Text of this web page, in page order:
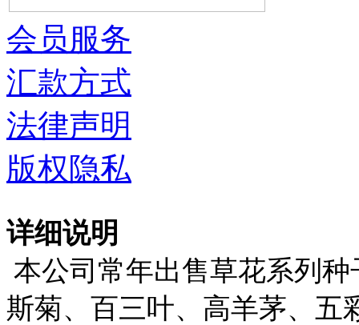
详细说明
本公司常年出售草花系列
斯菊、百三叶、高羊茅、五
会员服务
汇款方式
法律声明
版权隐私